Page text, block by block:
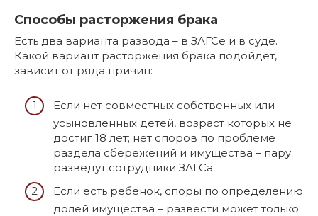
Способы расторжения брака
Есть два варианта развода – в ЗАГСе и в суде.
Какой вариант расторжения брака подойдет,
зависит от ряда причин:
Если нет совместных собственных или
усыновленных детей, возраст которых не
достиг 18 лет; нет споров по проблеме
раздела сбережений и имущества – пару
разведут сотрудники ЗАГСа.
Если есть ребенок, споры по определению
долей имущества – развести может только